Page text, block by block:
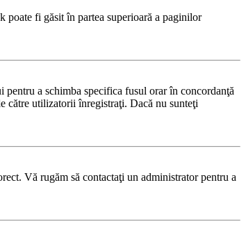
poate fi găsit în partea superioară a paginilor
pentru a schimba specifica fusul orar în concordanţă
către utilizatorii înregistraţi. Dacă nu sunteţi
Vă rugăm să contactaţi un administrator pentru a